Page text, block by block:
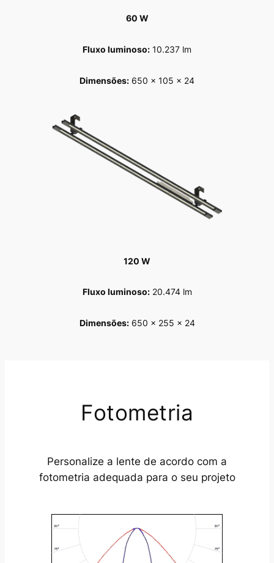
60 W
Fluxo luminoso: 10.237 lm
Dimensões: 650 x 105 x 24
120 W
Fluxo luminoso:20.474 lm
Dimensões:650 x 255 x 24
Fotometria
Personalize a lente de acordo com a
fotometria adequada para o seu projeto